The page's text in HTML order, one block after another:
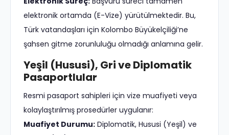
elektronik ortamda (E-Vize) yürütülmektedir. Bu,
Türk vatandaşları için Kolombo Büyükelçiliği’ne
şahsen gitme zorunluluğu olmadığı anlamına gelir.
Yeşil (Hususi), Gri ve Diplomatik
Pasaportlular
Resmi pasaport sahipleri için vize muafiyeti veya
kolaylaştırılmış prosedürler uygulanır:
Muafiyet Durumu: Diplomatik, Hususi (Yeşil) ve